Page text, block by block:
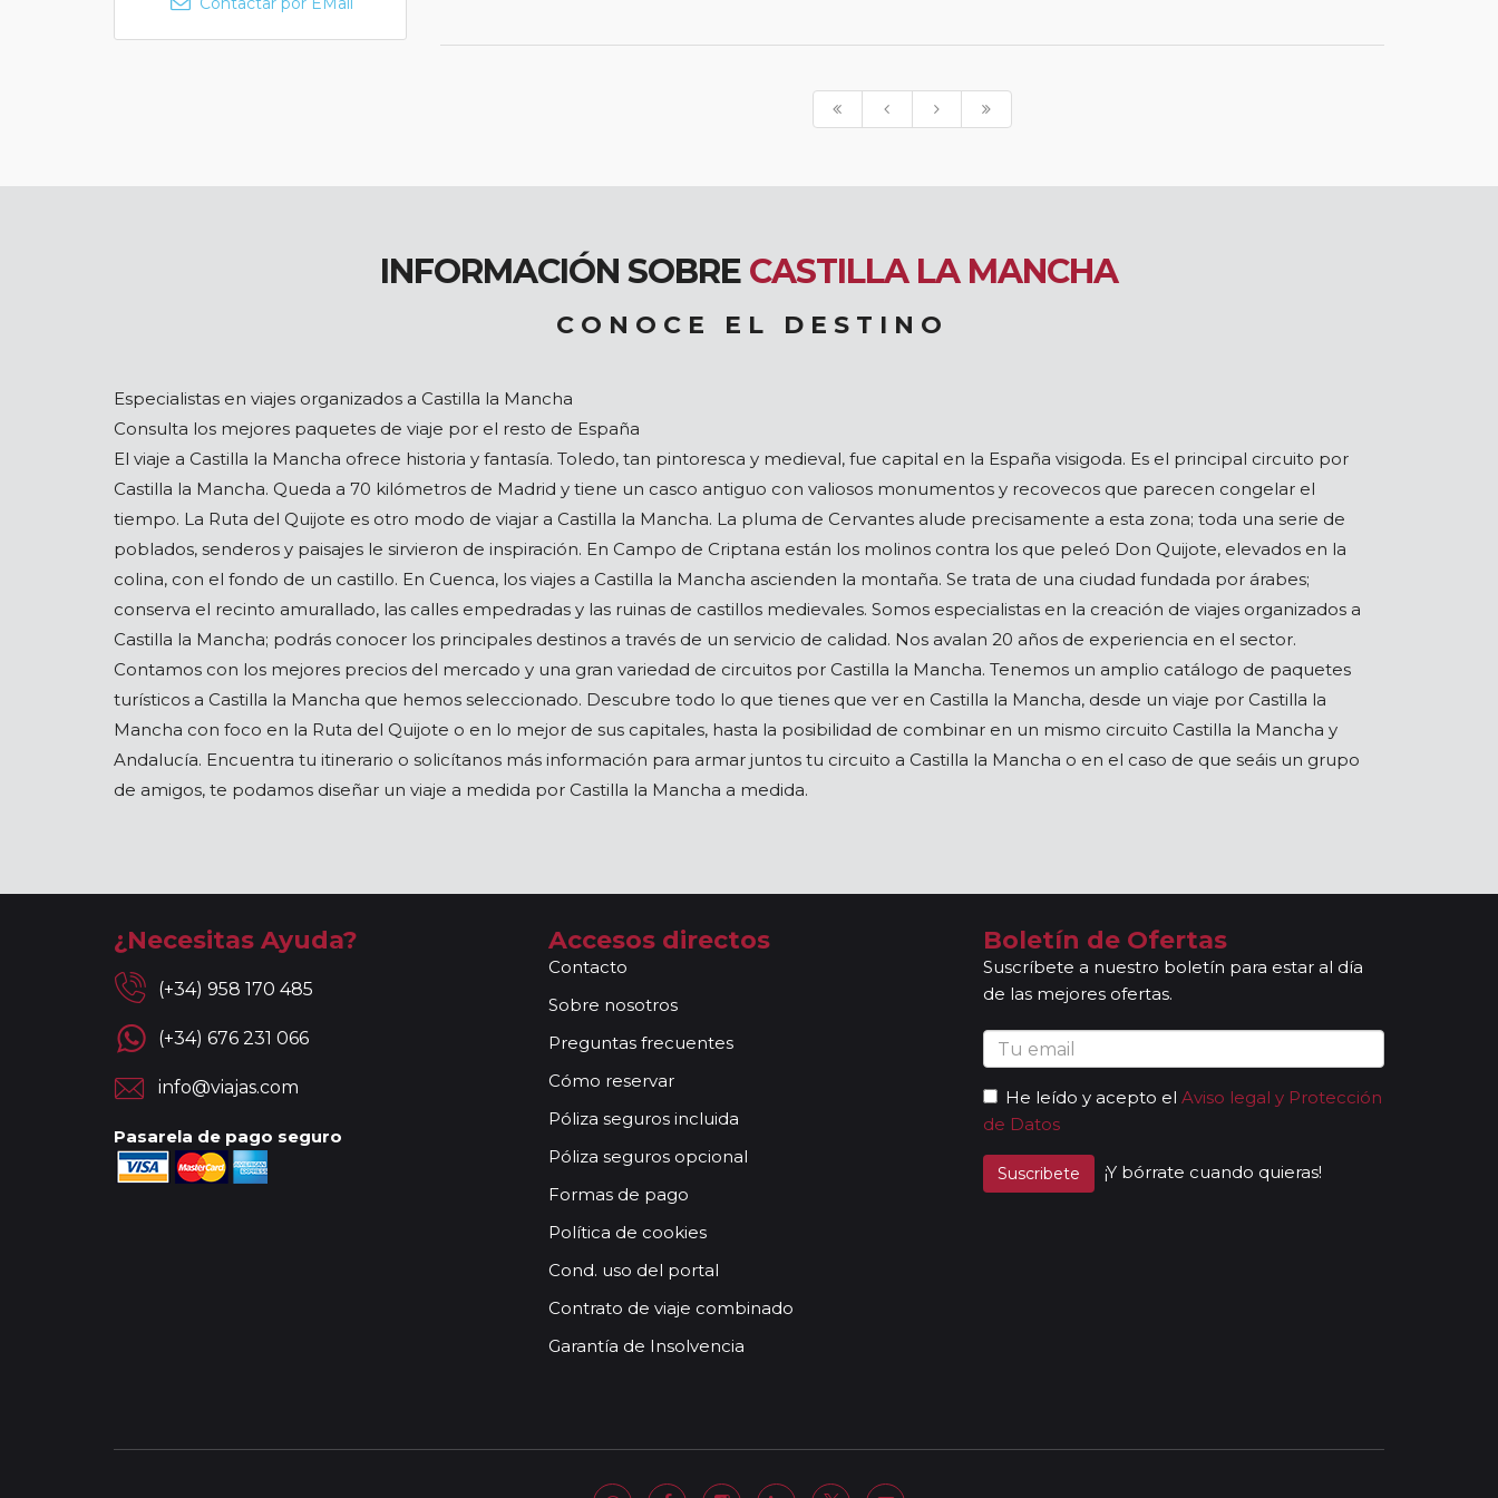
INFORMACIÓN SOBRE CASTILLA LA MANCHA
C O N O C E E L D E S T I N O
Especialistas en viajes organizados a Castilla la Mancha
Consulta los mejores paquetes de viaje por el resto de España
El viaje a Castilla la Mancha ofrece historia y fantasía. Toledo, tan pintoresca y medieval, fue capital en la España visigoda. Es el principal circuito por
Castilla la Mancha. Queda a 70 kilómetros de Madrid y tiene un casco antiguo con valiosos monumentos y recovecos que parecen congelar el
tiempo. La Ruta del Quijote es otro modo de viajar a Castilla la Mancha. La pluma de Cervantes alude precisamente a esta zona; toda una serie de
poblados, senderos y paisajes le sirvieron de inspiración. En Campo de Criptana están los molinos contra los que peleó Don Quijote, elevados en la
colina, con el fondo de un castillo. En Cuenca, los viajes a Castilla la Mancha ascienden la montaña. Se trata de una ciudad fundada por árabes;
conserva el recinto amurallado, las calles empedradas y las ruinas de castillos medievales. Somos especialistas en la creación de viajes organizados a
Castilla la Mancha; podrás conocer los principales destinos a través de un servicio de calidad. Nos avalan 20 años de experiencia en el sector.
Contamos con los mejores precios del mercado y una gran variedad de circuitos por Castilla la Mancha. Tenemos un amplio catálogo de paquetes
turísticos a Castilla la Mancha que hemos seleccionado. Descubre todo lo que tienes que ver en Castilla la Mancha, desde un viaje por Castilla la
Mancha con foco en la Ruta del Quijote o en lo mejor de sus capitales, hasta la posibilidad de combinar en un mismo circuito Castilla la Mancha y
Andalucía. Encuentra tu itinerario o solicítanos más información para armar juntos tu circuito a Castilla la Mancha o en el caso de que seáis un grupo
de amigos, te podamos diseñar un viaje a medida por Castilla la Mancha a medida.
¿Necesitas Ayuda?
(+34) 958 170 485
(+34) 676 231 066
info@viajas.com
Pasarela de pago seguro
Accesos directos
Contacto
Sobre nosotros
Preguntas frecuentes
Cómo reservar
Póliza seguros incluida
Póliza seguros opcional
Formas de pago
Política de cookies
Cond. uso del portal
Contrato de viaje combinado
Garantía de Insolvencia
Boletín de Ofertas
Suscríbete a nuestro boletín para estar al día
de las mejores ofertas.
He leído y acepto el Aviso legal y Protección
de Datos
Suscribete ¡Y bórrate cuando quieras!